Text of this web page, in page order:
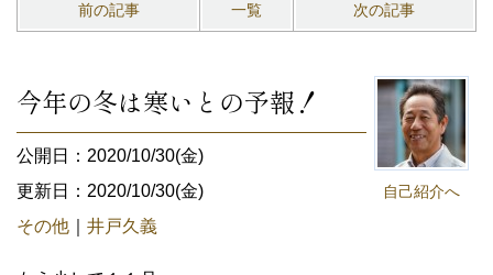
前の記事 一覧 次の記事
自己紹介へ
今年の冬は寒いとの予報！
公開日：2020/10/30(金)
更新日：2020/10/30(金)
その他
井戸久義